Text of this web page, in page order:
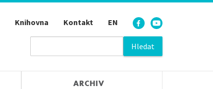
Knihovna Kontakt EN
ARCHIV